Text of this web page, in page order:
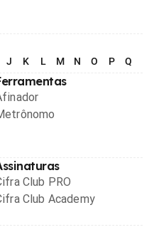
J K L M N O P Q
Club PRO
Club Academy